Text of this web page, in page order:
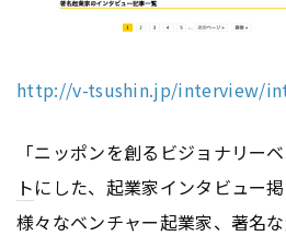
http://v-tsushin.jp/interview/
「ニッポンを創るビジョナリー
トにした、起業家インタビュー
様々なベンチャー起業家、著名